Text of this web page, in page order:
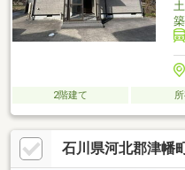
2階建て
石川県河北郡津幡